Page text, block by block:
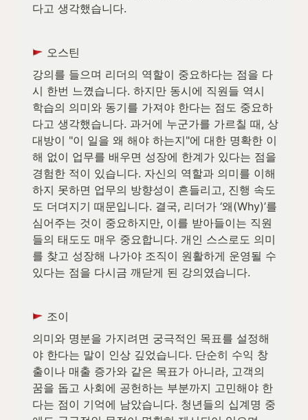
다고 생각했습니다.
오스틴
강의를 들으며 리더의 역할이 중요하다는 점을 다
시 한번 느꼈습니다. 하지만 동시에 직원들 역시
학습의 의미와 동기를 가져야 한다는 점도 중요하
다고 생각했습니다. 과거에 누군가를 가르칠 때, 상
대방이 "이 일을 왜 해야 하는지"에 대한 명확한 이
해 없이 업무를 배우면 성장에 한계가 있다는 점을
경험한 적이 있습니다. 자신의 역할과 의미를 이해
하지 못하면 업무의 방향성이 흔들리고, 진행 속도
도 더뎌지기 때문입니다. 결국, 리더가 ‘왜(Why)’를
심어주는 것이 중요하지만, 이를 받아들이는 직원
들의 태도도 매우 중요합니다. 개인 스스로도 의미
를 찾고 성장해 나가야 조직이 원활하게 운영될 수
있다는 점을 다시금 깨닫게 된 강의였습니다.
조이
의미와 명분을 가지려면 궁극적인 목표를 설정해
야 한다는 말이 인상 깊었습니다. 단순히 수익 창
출이나 매출 증가와 같은 목표가 아니라, 고객의
꿈을 돕고 사회에 공헌하는 부분까지 고민해야 한
다는 점이 기억에 남았습니다. 청년들의 십계명 중